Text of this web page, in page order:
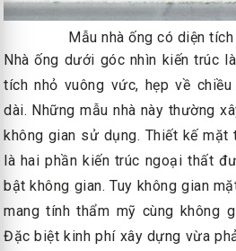
Mẫu nhà ống có diện
Nhà ống dưới góc nhìn kiến trúc
tích nhỏ vuông vức, hẹp về
dài. Những mẫu nhà này thường
không gian sử dụng. Thiết kế mặt
là hai phần kiến trúc ngoại thất
bật không gian. Tuy không gian
mang tính thẩm mỹ cùng không
Đặc biệt kinh phí xây dựng vừa